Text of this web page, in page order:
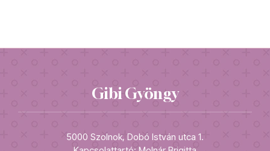
Gibi Gyöngy
5000 Szolnok, Dobó István utca 1.